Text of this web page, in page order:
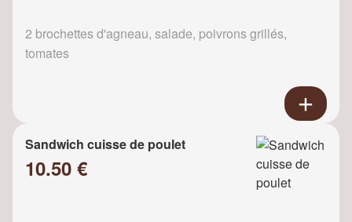
2 brochettes d'agneau, salade, poivrons grillés,
tomates
Sandwich cuisse de poulet
10.50 €